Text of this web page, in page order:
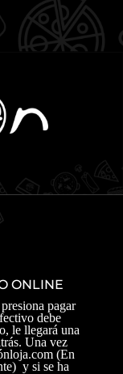
ONLINE
pagar
debe
le llegará una
Una vez
(En
y si se ha